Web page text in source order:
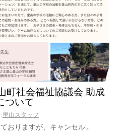
町社会福祉協議会 助成
いて
里山スタッフ
おりますが、キャンセル…